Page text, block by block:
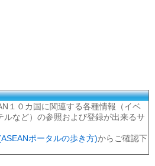
１０カ国に関連する各種情報（イベ
ルなど）の参照および登録が出来るサ
ポータルの歩き方)からご確認下